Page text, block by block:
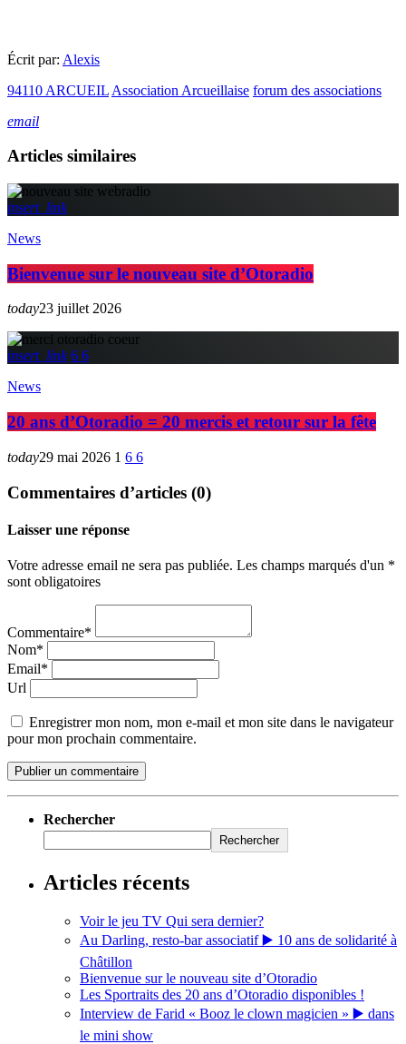
Écrit par: Alexis
94110 ARCUEIL Association Arcueillaise forum des associations
email
Articles similaires
insert_link
News
Bienvenue sur le nouveau site d’Otoradio
today23 juillet 2026
insert_link 6 6
News
20 ans d’Otoradio = 20 mercis et retour sur la fête
today29 mai 2026 1 6 6
Commentaires d’articles (0)
Laisser une réponse
Votre adresse email ne sera pas publiée. Les champs marqués d'un *
sont obligatoires
Commentaire*
Nom*
Email*
Url
Enregistrer mon nom, mon e-mail et mon site dans le navigateur
pour mon prochain commentaire.
Rechercher
Rechercher
Articles récents
Voir le jeu TV Qui sera dernier?
Au Darling, resto-bar associatif ▶️ 10 ans de solidarité à
Châtillon
Bienvenue sur le nouveau site d’Otoradio
Les Sportraits des 20 ans d’Otoradio disponibles !
Interview de Farid « Booz le clown magicien » ▶️ dans
le mini show